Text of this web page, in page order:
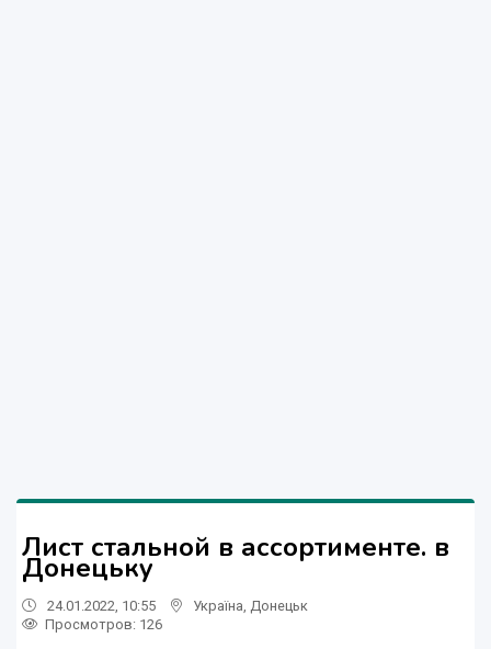
Лист стальной в ассортименте. в
Донецьку
24.01.2022, 10:55 Україна Донецьк
Просмотров: 126